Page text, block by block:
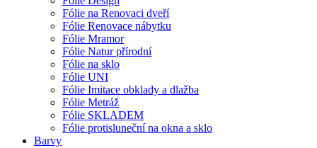
Fólie na Renovaci dveří
Fólie Renovace nábytku
Fólie Mramor
Fólie Natur přírodní
Fólie na sklo
Fólie UNI
Fólie Imitace obklady a dlažba
Fólie Metráž
Fólie SKLADEM
Fólie protisluneční na okna a sklo
Barvy